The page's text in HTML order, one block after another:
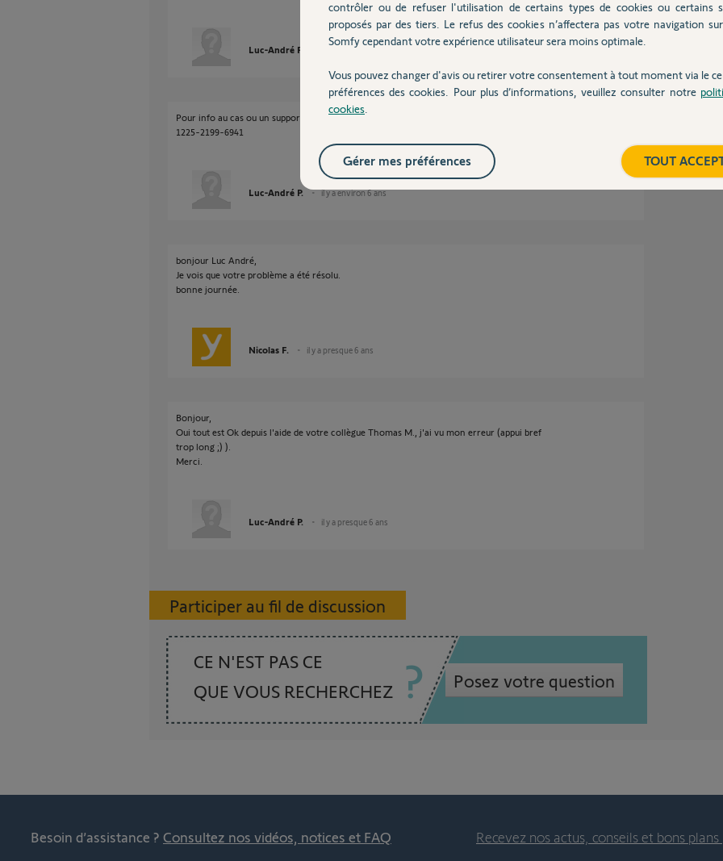
Luc-André P. il y a environ 6 ans
Pour info au cas ou un support Somfy en aurait besoin, voila le PIN de ma Tahoma :
1225-2199-6941
Luc-André P. il y a environ 6 ans
bonjour Luc André,
Je vois que votre problème a été résolu.
bonne journée.
Nicolas F. il y a presque 6 ans
Bonjour,
Oui tout est Ok depuis l'aide de votre collègue Thomas M., j'ai vu mon erreur (appui bref
trop long ;) ).
Merci.
Luc-André P. il y a presque 6 ans
Participer au fil de discussion
CE N'EST PAS CE
QUE VOUS RECHERCHEZ
Posez votre question
Besoin d’assistance ? Consultez nos vidéos, notices et FAQ Recevez nos actus, conseils et bons
contrôler ou de refuser l'utilisation de certains types de cookies ou certains
proposés par des tiers. Le refus des cookies n’affectera pas votre navigation
Somfy cependant votre expérience utilisateur sera moins optimale.
Vous pouvez changer d'avis ou retirer votre consentement à tout moment via le
préférences des cookies. Pour plus d’informations, veuillez consulter notre
cookies
TOUT
Gérer mes préférences